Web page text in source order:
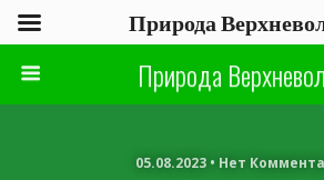
Природа
05.08.2023 • Нет
Природа